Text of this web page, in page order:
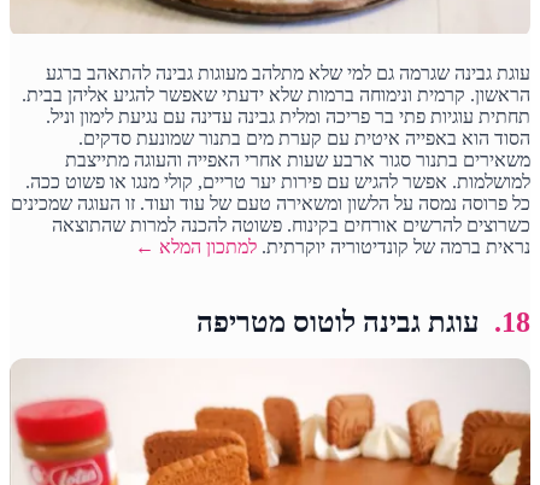
עוגת גבינה שגרמה גם למי שלא מתלהב מעוגות גבינה להתאהב ברגע
הראשון. קרמית ונימוחה ברמות שלא ידעתי שאפשר להגיע אליהן בבית.
תחתית עוגיות פתי בר פריכה ומלית גבינה עדינה עם נגיעת לימון וניל.
הסוד הוא באפייה איטית עם קערת מים בתנור שמונעת סדקים.
משאירים בתנור סגור ארבע שעות אחרי האפייה והעוגה מתייצבת
למושלמות. אפשר להגיש עם פירות יער טריים, קולי מנגו או פשוט ככה.
כל פרוסה נמסה על הלשון ומשאירה טעם של עוד ועוד. זו העוגה שמכינים
כשרוצים להרשים אורחים בקינוח. פשוטה להכנה למרות שהתוצאה
נראית ברמה של קונדיטוריה יוקרתית.למתכון המלא ←
18. עוגת גבינה לוטוס מטריפה